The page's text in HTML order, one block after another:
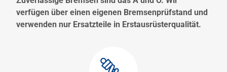
verfügen über einen eigenen Bremsenprüfstand und
verwenden nur Ersatzteile in Erstausrüsterqualität.